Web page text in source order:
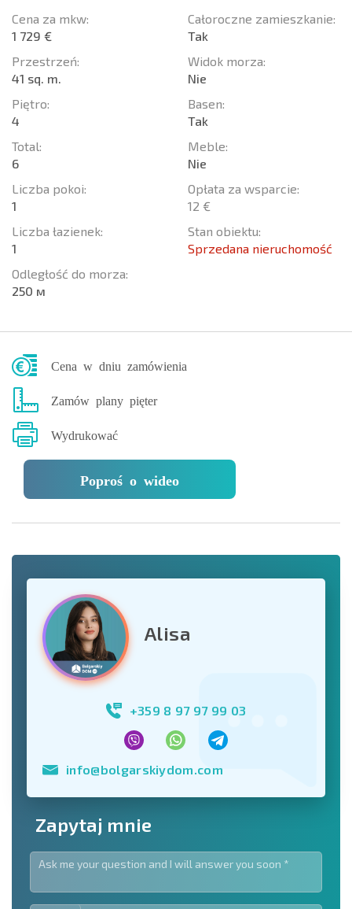
Cena za mkw:
1 729 €
Przestrzeń:
41 sq. m.
Piętro:
4
Total:
6
Liczba pokoi:
1
Liczba łazienek:
1
Odległość do morza:
250 м
Całoroczne zamieszkanie:
Tak
Widok morza:
Nie
Basen:
Tak
Meble:
Nie
Opłata za wsparcie:
12 €
Stan obiektu:
Sprzedana nieruchomość
Cena w dniu zamówienia
Zamów plany pięter
Wydrukować
Poproś o wideo
Alisa
+359 8 97 97 99 03
info@bolgarskiydom.com
Zapytaj mnie